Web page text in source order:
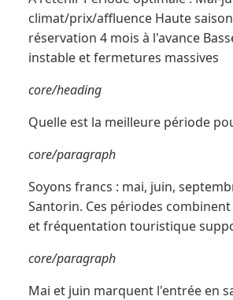
climat/prix/affluence Haute
réservation 4 mois à l'avance
instable et fermetures massives
core/heading
Quelle est la meilleure période
core/paragraph
Soyons francs : mai, juin,
Santorin. Ces périodes
et fréquentation touristique
core/paragraph
Mai et juin marquent l'entrée en